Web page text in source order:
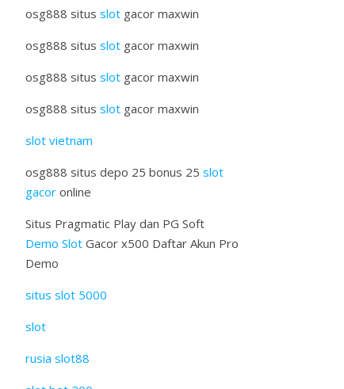
osg888 situs slot gacor maxwin
osg888 situs slot gacor maxwin
osg888 situs slot gacor maxwin
osg888 situs slot gacor maxwin
slot vietnam
osg888 situs depo 25 bonus 25 slot
gacor online
Situs Pragmatic Play dan PG Soft
Demo Slot Gacor x500 Daftar Akun Pro
Demo
situs slot 5000
slot
rusia slot88